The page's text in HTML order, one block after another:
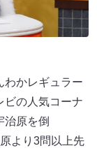
わかレギュラー
ビの人気コーナ
治原を倒
より3問以上先